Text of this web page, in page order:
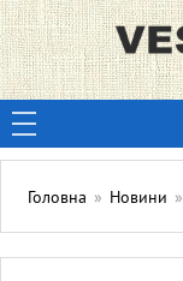
Головна » Новини »